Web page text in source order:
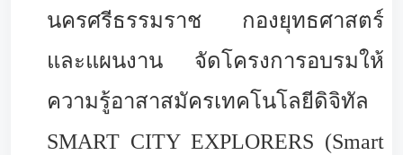
นครศรีธรรมราช กองยุทธศาสตร์
และแผนงาน จัดโครงการอบรมให้
ความรู้อาสาสมัครเทคโนโลยีดิจิทัล
SMART CITY EXPLORERS (Smart